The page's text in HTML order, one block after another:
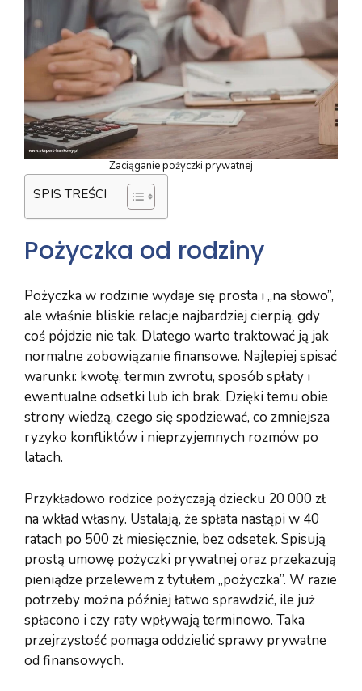
Zaciąganie pożyczki prywatnej
SPIS TREŚCI
Pożyczka od rodziny
Pożyczka w rodzinie wydaje się prosta i „na słowo”,
ale właśnie bliskie relacje najbardziej cierpią, gdy
coś pójdzie nie tak. Dlatego warto traktować ją jak
normalne zobowiązanie finansowe. Najlepiej spisać
warunki: kwotę, termin zwrotu, sposób spłaty i
ewentualne odsetki lub ich brak. Dzięki temu obie
strony wiedzą, czego się spodziewać, co zmniejsza
ryzyko konfliktów i nieprzyjemnych rozmów po
latach.
Przykładowo rodzice pożyczają dziecku 20 000 zł
na wkład własny. Ustalają, że spłata nastąpi w 40
ratach po 500 zł miesięcznie, bez odsetek. Spisują
prostą umowę pożyczki prywatnej oraz przekazują
pieniądze przelewem z tytułem „pożyczka”. W razie
potrzeby można później łatwo sprawdzić, ile już
spłacono i czy raty wpływają terminowo. Taka
przejrzystość pomaga oddzielić sprawy prywatne
od finansowych.